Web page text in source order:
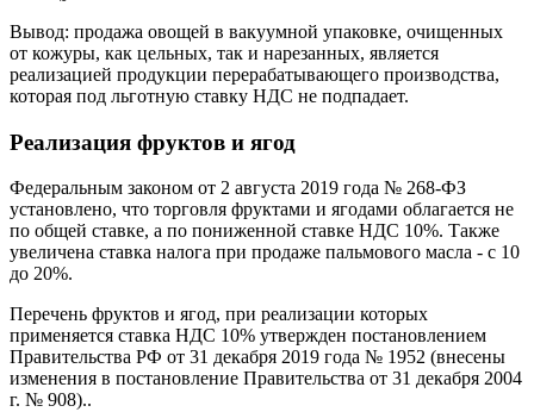
Вывод: продажа овощей в вакуумной упаковке, очищенных
от кожуры, как цельных, так и нарезанных, является
реализацией продукции перерабатывающего производства,
которая под льготную ставку НДС не подпадает.
Реализация фруктов и ягод
Федеральным законом от 2 августа 2019 года № 268-ФЗ
установлено, что торговля фруктами и ягодами облагается не
по общей ставке, а по пониженной ставке НДС 10%. Также
увеличена ставка налога при продаже пальмового масла - с 10
до 20%.
Перечень фруктов и ягод, при реализации которых
применяется ставка НДС 10% утвержден постановлением
Правительства РФ от 31 декабря 2019 года № 1952 (внесены
изменения в постановление Правительства от 31 декабря 2004
г. № 908)..